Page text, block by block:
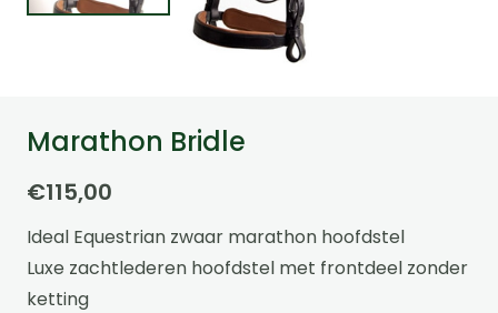
Marathon Bridle
€115,00
Ideal Equestrian zwaar marathon hoofdstel
Luxe zachtlederen hoofdstel met frontdeel zonder
ketting